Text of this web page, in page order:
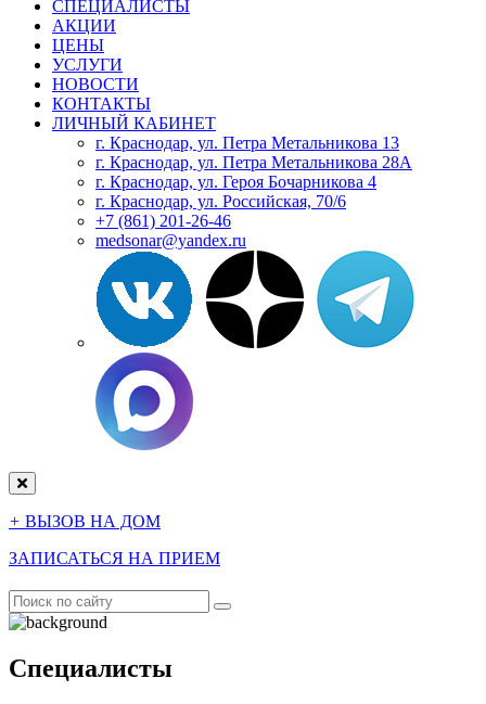
СПЕЦИАЛИСТЫ
АКЦИИ
ЦЕНЫ
УСЛУГИ
НОВОСТИ
КОНТАКТЫ
ЛИЧНЫЙ КАБИНЕТ
г. Краснодар, ул. Петра Метальникова 13
г. Краснодар, ул. Петра Метальникова 28А
г. Краснодар, ул. Героя Бочарникова 4
г. Краснодар, ул. Российская, 70/6
+7 (861) 201-26-46
medsonar@yandex.ru
+ ВЫЗОВ НА ДОМ
ЗАПИСАТЬСЯ НА ПРИЕМ
Специалисты